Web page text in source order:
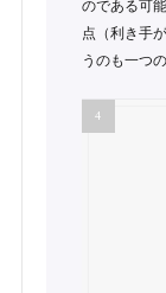
のである可
点（利き手
うのも一つ